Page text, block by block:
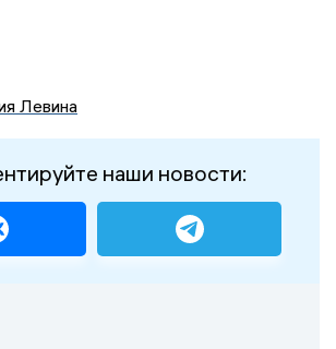
Левина
наши новости: